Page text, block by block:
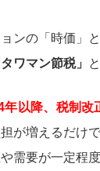
ンの「時価」
タワマン節税」
年以降、税制改
が増えるだけ
需要が一定程